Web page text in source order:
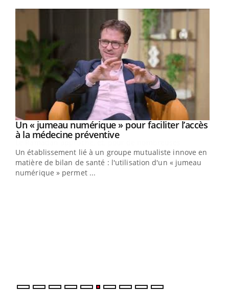
Youtube
Un « jumeau numérique » pour faciliter l’accès
à la médecine préventiveYoutube
Un établissement lié à un groupe mutualiste innove en
matière de bilan de santé : l'utilisation d'un « jumeau
numérique » permet ...